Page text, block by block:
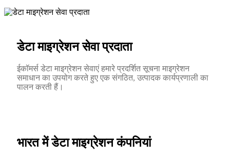
डेटा माइग्रेशन सेवा प्रदाता
ईकॉमर्स डेटा माइग्रेशन सेवाएं हमारे प्रदर्शित सूचना माइग्रेशन
समाधान का उपयोग करते हुए एक संगठित, उत्पादक कार्यप्रणाली का
पालन करती हैं।
भारत में डेटा माइग्रेशन कंपनियां